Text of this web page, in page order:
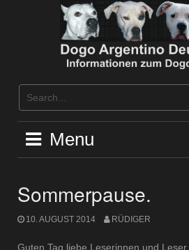
Menu
Sommerpause.
10. AUGUST 2014 RÜDIGER
Guten Tag liebe Leserinnen und Leser.